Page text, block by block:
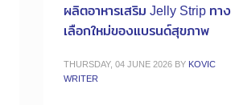
ผลิตอาหารเสริม Jelly Strip ทาง
เลือกใหม่ของแบรนด์สุขภาพ
THURSDAY, 04 JUNE 2026 BY KOVIC
WRITER